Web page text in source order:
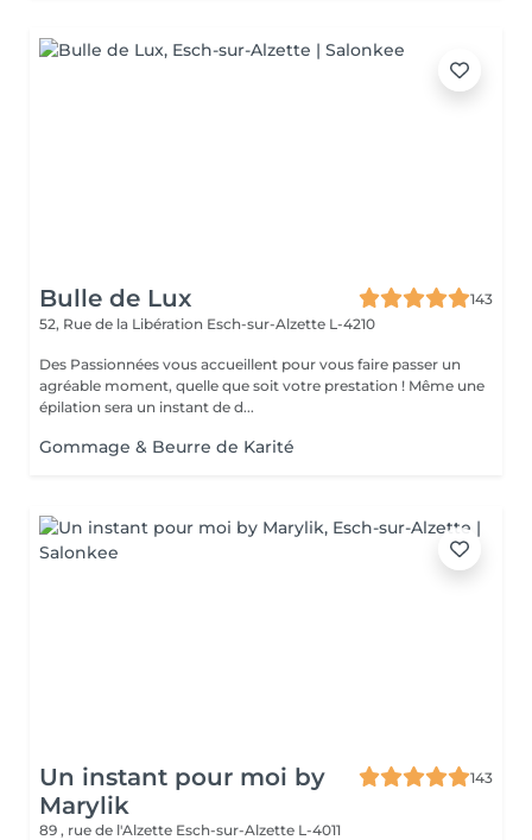
Bulle de Lux
143
52, Rue de la Libération Esch-sur-Alzette L-4210
Des Passionnées vous accueillent pour vous faire passer un
agréable moment, quelle que soit votre prestation ! Même une
épilation sera un instant de d...
Gommage & Beurre de Karité
Un instant pour moi by
Marylik
143
89 , rue de l'Alzette Esch-sur-Alzette L-4011